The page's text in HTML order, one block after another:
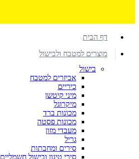
דף הבית
מוצרים למטבח ולבישול
בישול
אביזרים למטבח
כיריים
מיני קיטשן
מיקרוגל
מכונות ברד
מכונות פסטה
מעבדי מזון
גריל
סירים ומחבתות
סירי טיגון ובישול חשמליים